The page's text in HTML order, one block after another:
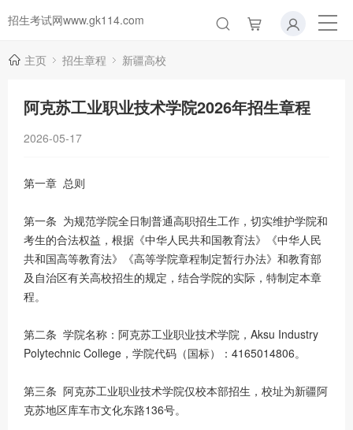
招生考试网www.gk114.com
主页 招生章程 新疆高校
阿克苏工业职业技术学院2026年招生章程
2026-05-17
第一章 总则
第一条 为规范学院全日制普通高职招生工作，切实维护学院和
考生的合法权益，根据《中华人民共和国教育法》《中华人民
共和国高等教育法》《高等学院章程制定暂行办法》和教育部
及自治区有关高校招生的规定，结合学院的实际，特制定本章
程。
第二条 学院名称：阿克苏工业职业技术学院，Aksu Industry
Polytechnic College，学院代码（国标）：4165014806。
第三条 阿克苏工业职业技术学院仅校本部招生，校址为新疆阿
克苏地区库车市文化东路136号。